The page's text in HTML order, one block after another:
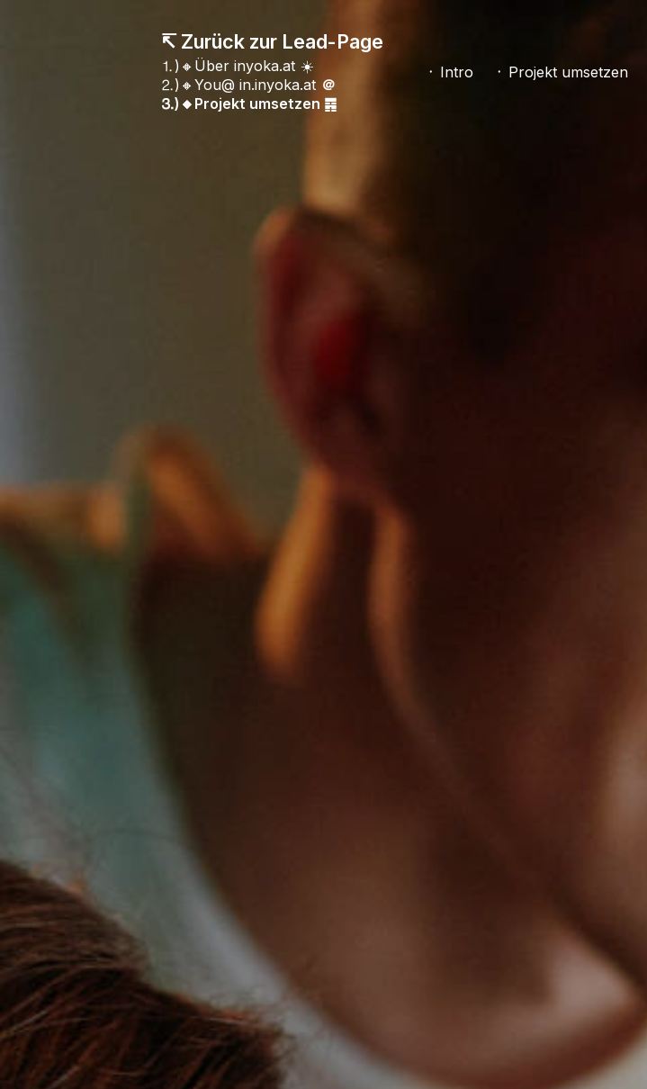
↸ Zurück zur Lead-Page
⒈)🔸Über inyoka.at ☀️
⒉)🔸You@ in.inyoka.at ＠
⒊)🔸Projekt umsetzen ䷴
᛫ Intro ᛫ Projekt umsetzen